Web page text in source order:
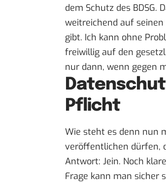
dem Schutz des BDSG.
weitreichend auf
gibt. Ich kann ohne
freiwillig auf den
nur dann, wenn gegen
Pflicht
Wie steht es denn nun
veröffentlichen dürfen,
Antwort: Jein. Noch
Frage kann man sicher